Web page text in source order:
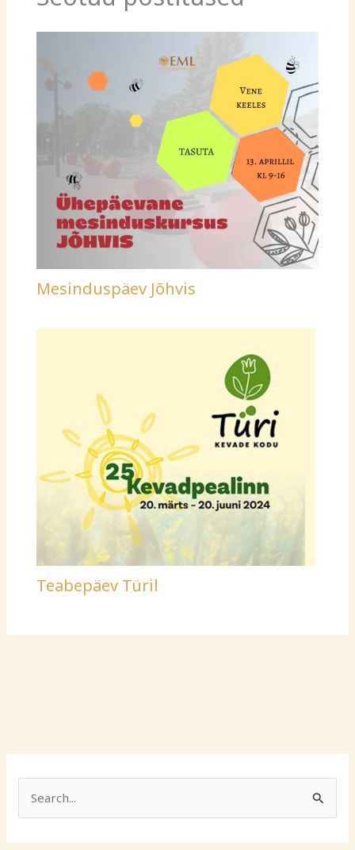
Mesinduspäev Jõhvis
Teabepäev Türil